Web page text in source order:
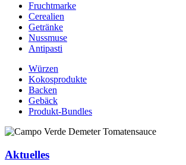
Fruchtmarke
Cerealien
Getränke
Nussmuse
Antipasti
Würzen
Kokosprodukte
Backen
Gebäck
Produkt-Bundles
Aktuelles